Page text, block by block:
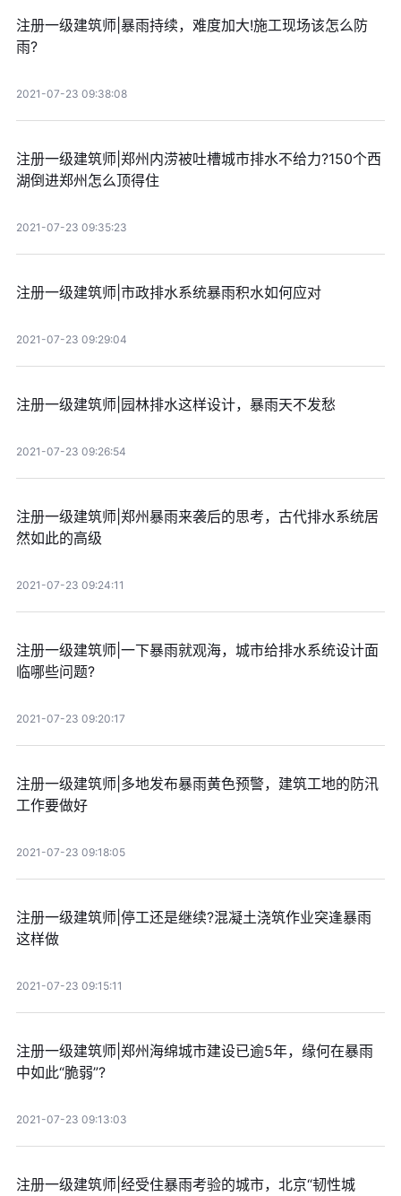
注册一级建筑师|暴雨持续，难度加大!施工现场该怎么防
雨?
2021-07-23 09:38:08
注册一级建筑师|郑州内涝被吐槽城市排水不给力?150个西
湖倒进郑州怎么顶得住
2021-07-23 09:35:23
注册一级建筑师|市政排水系统暴雨积水如何应对
2021-07-23 09:29:04
注册一级建筑师|园林排水这样设计，暴雨天不发愁
2021-07-23 09:26:54
注册一级建筑师|郑州暴雨来袭后的思考，古代排水系统居
然如此的高级
2021-07-23 09:24:11
注册一级建筑师|一下暴雨就观海，城市给排水系统设计面
临哪些问题?
2021-07-23 09:20:17
注册一级建筑师|多地发布暴雨黄色预警，建筑工地的防汛
工作要做好
2021-07-23 09:18:05
注册一级建筑师|停工还是继续?混凝土浇筑作业突逢暴雨
这样做
2021-07-23 09:15:11
注册一级建筑师|郑州海绵城市建设已逾5年，缘何在暴雨
中如此“脆弱”?
2021-07-23 09:13:03
注册一级建筑师|经受住暴雨考验的城市，北京“韧性城